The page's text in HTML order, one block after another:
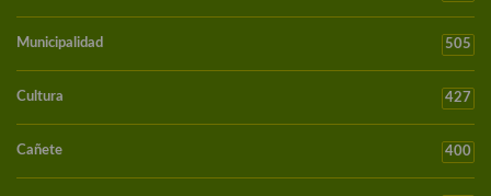
Municipalidad 505
Cultura 427
Cañete 400